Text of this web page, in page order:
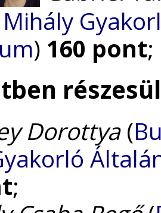
Mihály
) 160 pont;
Dorottya(
;